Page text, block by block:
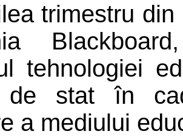
trimestru
tehnologiei
de stat în
a mediului